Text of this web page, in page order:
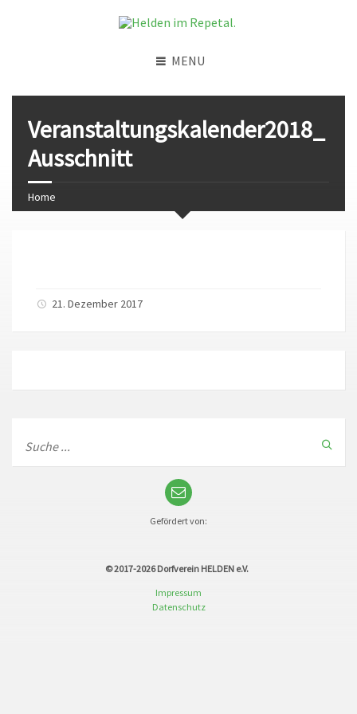
MENU
Veranstaltungskalender2018_
Ausschnitt
Home
21. Dezember 2017
Gefördert von:
© 2017-2026Dorfverein HELDEN e.V.
Impressum
Datenschutz